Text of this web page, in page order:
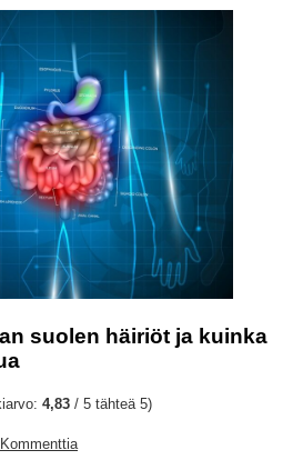
suolen häiriöt ja kuinka
4,83 / 5 tähteä 5)